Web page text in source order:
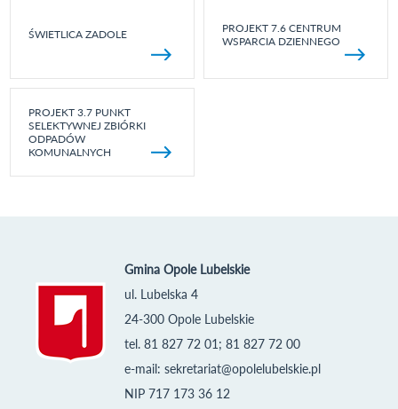
ŚWIETLICA ZADOLE
PROJEKT 7.6 CENTRUM
WSPARCIA DZIENNEGO
PROJEKT 3.7 PUNKT
SELEKTYWNEJ ZBIÓRKI
ODPADÓW
KOMUNALNYCH
Gmina Opole Lubelskie
ul. Lubelska 4
24-300 Opole Lubelskie
tel. 81 827 72 01; 81 827 72 00
e-mail: sekretariat@opolelubelskie.pl
NIP 717 173 36 12